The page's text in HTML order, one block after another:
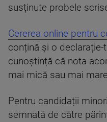
susținute probele
Cererea online pentru
conțină și o
cunoștință că nota
mai mică sau mai
Pentru candidații
semnată de către